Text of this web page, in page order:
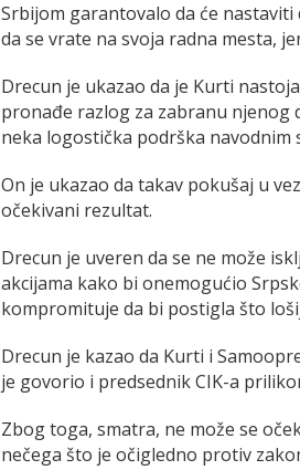
Srbijom garantovalo da će
da se vrate na svoja radna mesta,
Drecun je ukazao da je Kurti
pronađe razlog za zabranu njenog
neka logostička podrška
On je ukazao da takav pokušaj u
očekivani rezultat.
Drecun je uveren da se ne može
akcijama kako bi onemogućio
kompromituje da bi postigla što
Drecun je kazao da Kurti i
je govorio i predsednik CIK-a
Zbog toga, smatra, ne može se
nečega što je očigledno protiv